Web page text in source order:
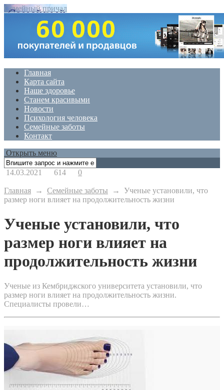
Семейный причал
Главная
Карта сайта
Наше здоровье
Станем красивыми
Новости
Психология человека
Семейные заботы
Контакт
Открыть меню
14.03.2021 614 0
Главная → Семейные заботы → Ученые установили, что
размер ноги влияет на продолжительность жизни
Ученые установили, что
размер ноги влияет на
продолжительность жизни
Ученые из Кембриджского университета установили, что
размер ноги влияет на продолжительность жизни.
Специалисты провели…